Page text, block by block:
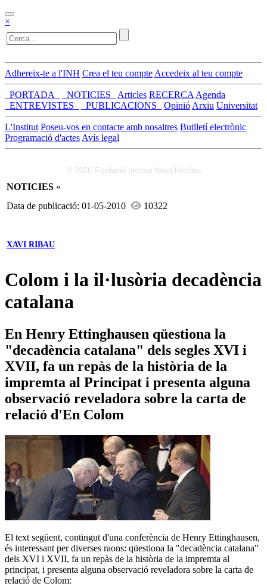
×
Adhereix-te a l'INH Crea el teu compte Accedeix al teu compte
_PORTADA_ _NOTICIES_ Articles RECERCA Agenda
_ENTREVISTES_
_PUBLICACIONS_ Opinió Arxiu Universitat
L'Institut Poseu-vos en contacte amb nosaltres Butlletí electrònic
Programació d'actes Avís legal
© 2026 Fundació Institut Nova Història
NOTICIES »
Data de publicació: 01-05-2010
10322
XAVI RIBAU
Colom i la il·lusòria decadència
catalana
En Henry Ettinghausen qüestiona la
"decadència catalana" dels segles XVI i
XVII, fa un repàs de la història de la
impremta al Principat i presenta alguna
observació reveladora sobre la carta de
relació d'En Colom
El text següent, contingut d'una conferència de Henry Ettinghausen,
és interessant per diverses raons: qüestiona la "decadència catalana"
dels XVI i XVII, fa un repàs de la història de la impremta al
principat, i presenta alguna observació reveladora sobre la carta de
relació de Colom: